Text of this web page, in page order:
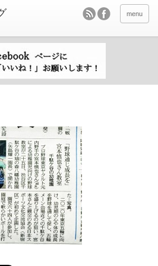
menu